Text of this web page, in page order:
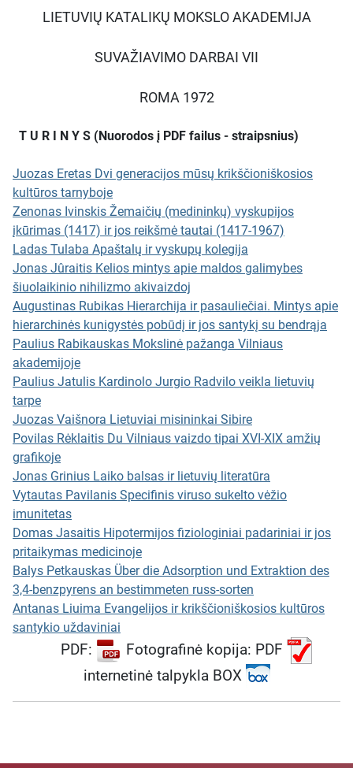
Europos ir užjūrio kraštų, interesų
lauką. Pranešimai sugrupuoti į
plenarinių posėdžių paskaitas ir
atskiras mokslų sekcijas,
sociologiją, lietuvių literatūrą ir
pagrindinės studijos:
dvi stambios studijos.Prof. dr.
sociologinę apžvalgą „Dvi
generacijos mūsų
krikščioniškosios kultūros
tarnyboje“, oprof. dr. Zenonas
Ivinskis
sukaktį, išsamiai nagrinėja
„Žemaičių (Medininkų)
vyskupijos įkūrimą (1417) ir jos
Teologijos sekcija:
Apaštalų ir vyskupų kolegijos
(prel. dr. Ladas Tulaba) iki
nihilizmo akivaizdoje (
prof. dr. Jonas Jūraitis) bei
santykio (kun. Augustinas
Istorijos sekcija:Ši sekcija ypač
turtinga.Kun. prof. dr. Paulius
Rabikauskasanalizuoja
akademijoje,mons. dr. Paulius
Jatulisaprašo kardinolo Jurgio
Radvilo veiklą,
Vilniaus vaizdo tipus XVI-XIX a.
LIETUVIŲ KATALIKŲ MOKSLO AKADEMIJA
SUVAŽIAVIMO DARBAI VII
ROMA 1972
T U R I N Y S (Nuorodos į PDF failus - straipsnius)
Juozas Eretas Dvi generacijos mūsų krikščioniškosios
kultūros tarnyboje
Zenonas Ivinskis Žemaičių (medininkų) vyskupijos
įkūrimas (1417) ir jos reikšmė tautai (1417-1967)
Ladas Tulaba Apaštalų ir vyskupų kolegija
Jonas Jûraitis Kelios mintys apie maldos galimybes
šiuolaikinio nihilizmo akivaizdoj
Augustinas Rubikas Hierarchija ir pasauliečiai. Mintys apie
hierarchinės kunigystės pobūdį ir jos santykį su bendrąja
Paulius Rabikauskas Mokslinė pažanga Vilniaus
akademijoje
Paulius Jatulis Kardinolo Jurgio Radvilo veikla lietuvių
tarpe
Juozas Vaišnora Lietuviai misininkai Sibire
Povilas Rėklaitis Du Vilniaus vaizdo tipai XVI-XIX amžių
grafikoje
Jonas Grinius Laiko balsas ir lietuvių literatūra
Vytautas Pavilanis Specifinis viruso sukelto vėžio
imunitetas
Domas Jasaitis Hipotermijos fiziologiniai padariniai ir jos
pritaikymas medicinoje
Balys Petkauskas Über die Adsorption und Extraktion des
3,4-benzpyrens an bestimmeten russ-sorten
Antanas Liuima Evangelijos ir krikščioniškosios kultūros
santykio uždaviniai
PDF:
Fotografinė kopija: PDF
internetinė talpykla BOX